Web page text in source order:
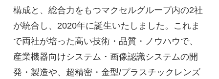
構成と、総合力をもつマクセルグループ内の2社
が統合し、2020年に誕生いたしました。これま
で両社が培った高い技術・品質・ノウハウで、
産業機器向けシステム・画像認識システムの開
発・製造や、超精密・金型/プラスチックレンズ